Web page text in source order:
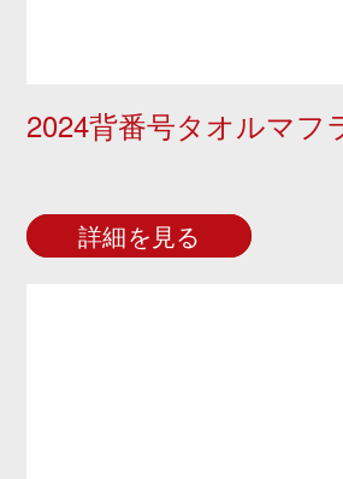
2024背番号タオルマフ
詳細を見る